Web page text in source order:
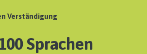
Verständigung
Sprachen